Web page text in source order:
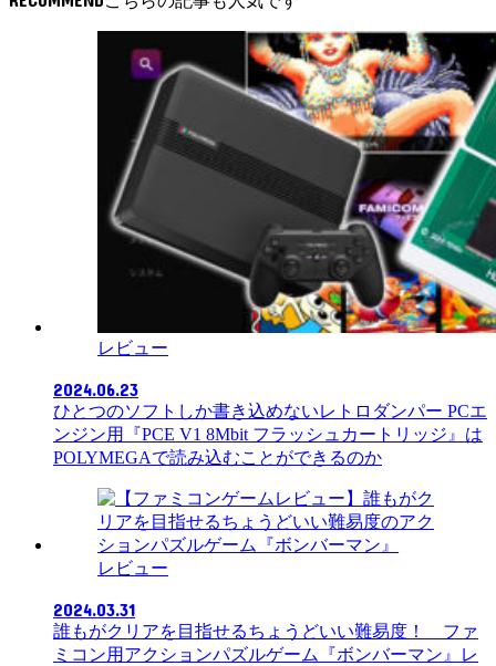
レビュー
2024.06.23
ひとつのソフトしか書き込めないレトロダンパー PCエ
ンジン用『PCE V1 8Mbit フラッシュカートリッジ』は
POLYMEGAで読み込むことができるのか
レビュー
2024.03.31
誰もがクリアを目指せるちょうどいい難易度！ ファ
ミコン用アクションパズルゲーム『ボンバーマン』レ